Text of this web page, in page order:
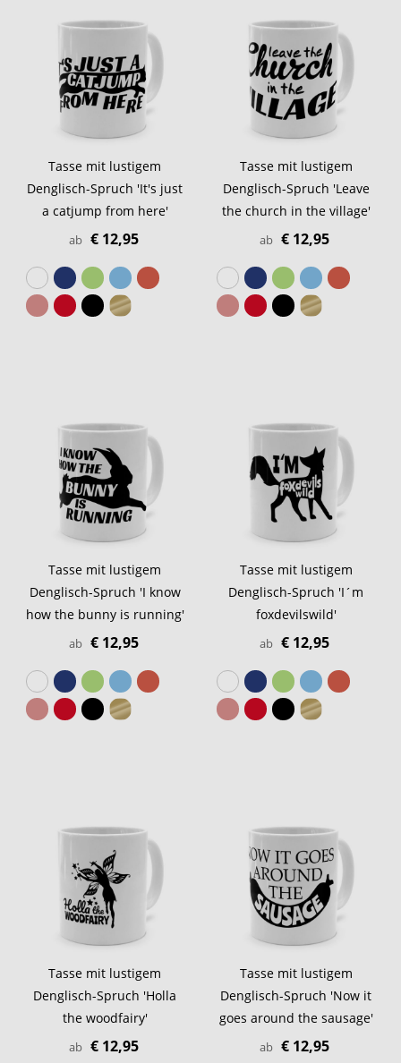
Tasse mit lustigem
Denglisch-Spruch 'It's just
a catjump from here'
ab € 12,95
Tasse mit lustigem
Denglisch-Spruch 'Leave
the church in the village'
ab € 12,95
Tasse mit lustigem
Denglisch-Spruch 'I know
how the bunny is running'
ab € 12,95
Tasse mit lustigem
Denglisch-Spruch 'I´m
foxdevilswild'
ab € 12,95
Tasse mit lustigem
Denglisch-Spruch 'Holla
the woodfairy'
ab € 12,95
Tasse mit lustigem
Denglisch-Spruch 'Now it
goes around the sausage'
ab € 12,95